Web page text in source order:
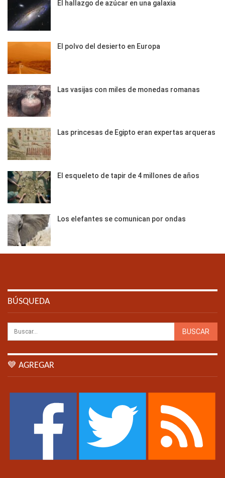
El hallazgo de azúcar en una galaxia
El polvo del desierto en Europa
Las vasijas con miles de monedas romanas
Las princesas de Egipto eran expertas arqueras
El esqueleto de tapir de 4 millones de años
Los elefantes se comunican por ondas
BÚSQUEDA
💙 AGREGAR